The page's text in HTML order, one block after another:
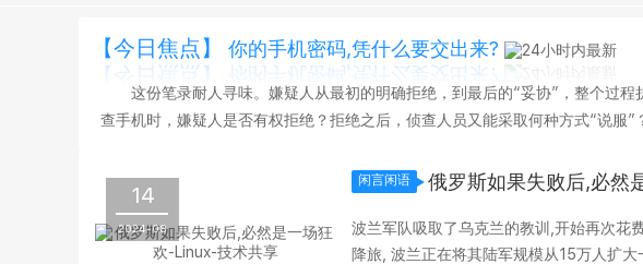
【今日焦点】 你的手机密码,凭什么要交出来?
这份笔录耐人寻味。嫌疑人从最初的明确拒绝，到最后的“妥协”，整个过
查手机时，嫌疑人是否有权拒绝？拒绝之后，侦查人员又能采取何种方式“说服
14
2024-08
闲言闲语 俄罗斯如果失败后,必然
波兰军队吸取了乌克兰的教训,开始再次花
降旅, 波兰正在将其陆军规模从15万人扩